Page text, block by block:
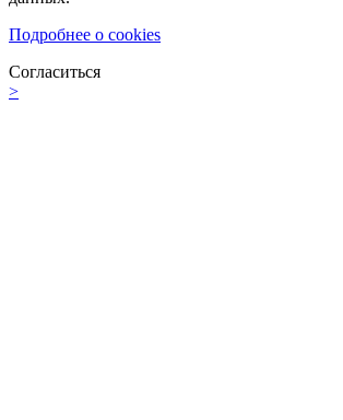
Подробнее о cookies
Согласиться
>